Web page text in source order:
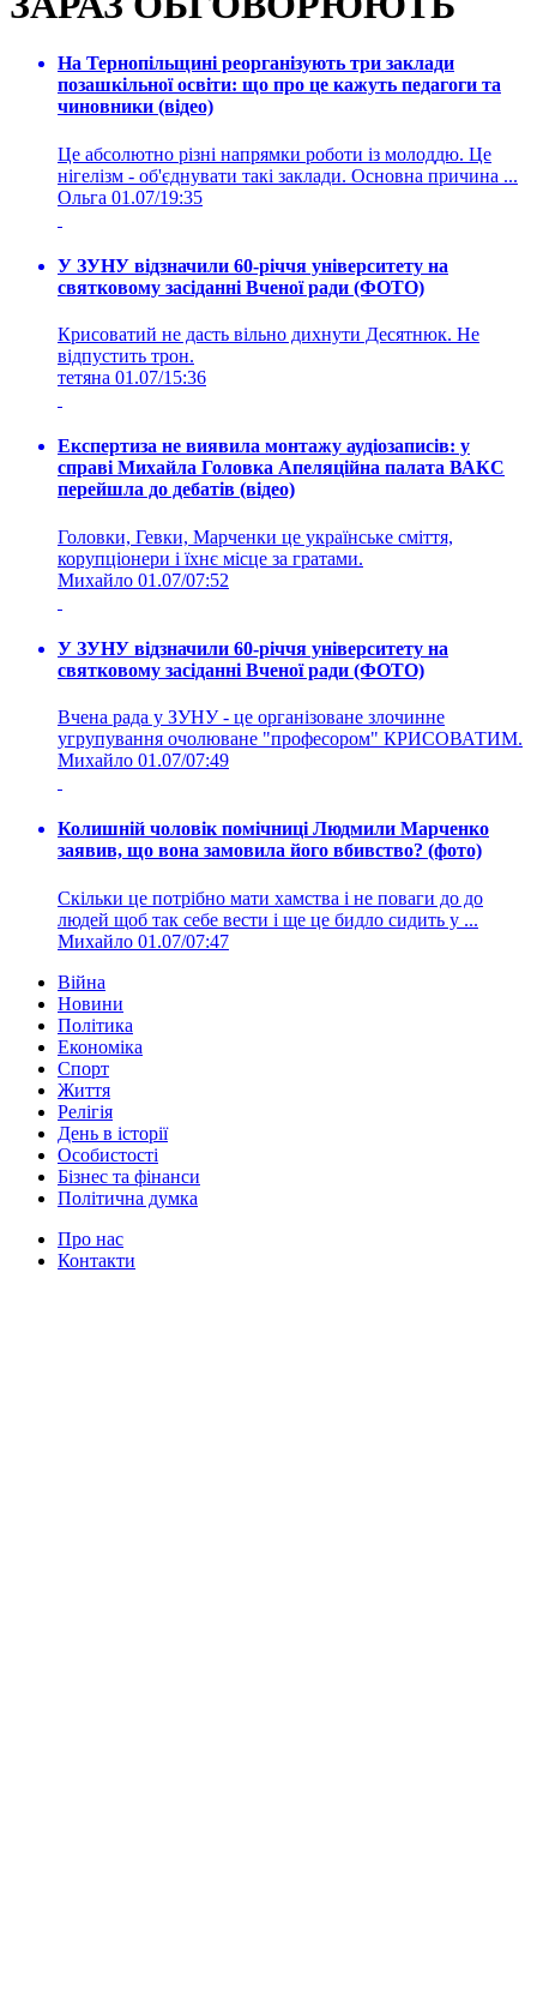
На Тернопільщині реорганізують три заклади
позашкільної освіти: що про це кажуть педагоги та
чиновники (відео)
Це абсолютно різні напрямки роботи із молоддю. Це
нігелізм - об'єднувати такі заклади. Основна причина ...
Ольга 01.07/19:35
У ЗУНУ відзначили 60-річчя університету на
святковому засіданні Вченої ради (ФОТО)
Крисоватий не дасть вільно дихнути Десятнюк. Не
відпустить трон.
тетяна 01.07/15:36
Експертиза не виявила монтажу аудіозаписів: у
справі Михайла Головка Апеляційна палата ВАКС
перейшла до дебатів (відео)
Головки, Гевки, Марченки це українське сміття,
корупціонери і їхнє місце за гратами.
Михайло 01.07/07:52
У ЗУНУ відзначили 60-річчя університету на
святковому засіданні Вченої ради (ФОТО)
Вчена рада у ЗУНУ - це організоване злочинне
угрупування очолюване "професором" КРИСОВАТИМ.
Михайло 01.07/07:49
Колишній чоловік помічниці Людмили Марченко
заявив, що вона замовила його вбивство? (фото)
Скільки це потрібно мати хамства і не поваги до до
людей щоб так себе вести і ще це бидло сидить у ...
Михайло 01.07/07:47
Війна
Новини
Політика
Економіка
Спорт
Життя
Релігія
День в історії
Особистості
Бізнес та фінанси
Політична думка
Про нас
Контакти